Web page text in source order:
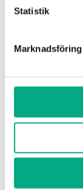
Statistik
Marknadsföring